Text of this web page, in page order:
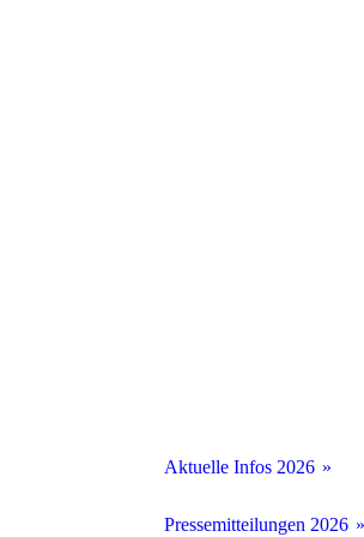
Aktuelle Infos 2026
Aktuelle Infos 2025
Pressemitteilungen 2026